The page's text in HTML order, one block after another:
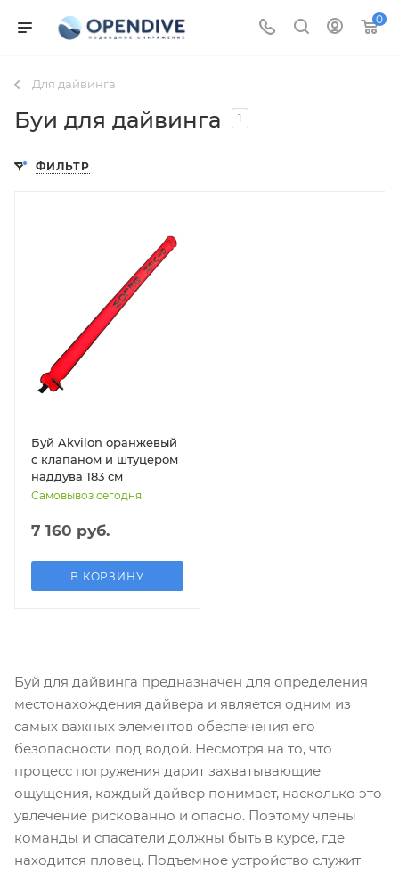
0
Для дайвинга
Буи для дайвинга 1
ФИЛЬТР
Буй Akvilon оранжевый
с клапаном и штуцером
наддува 183 см
Самовывоз сегодня
7 160 руб.
В КОРЗИНУ
Буй для дайвинга предназначен для определения
местонахождения дайвера и является одним из
самых важных элементов обеспечения его
безопасности под водой. Несмотря на то, что
процесс погружения дарит захватывающие
ощущения, каждый дайвер понимает, насколько это
увлечение рискованно и опасно. Поэтому члены
команды и спасатели должны быть в курсе, где
находится пловец. Подъемное устройство служит